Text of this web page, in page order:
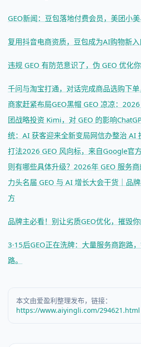
GEO新闻：豆包落地付费会员，美团小
复用抖音电商资质，豆包成为AI购物新入
违规 GEO 有防范意识了，伪 GEO 优化
千问与淘宝打通，对话完成商品选购下单
商家赶紧布局GEO黑帽 GEO 凉凉：
团战略投资 Kimi，对 GEO 的影响
统：AI 获客迎来全新变局网信办整治 AI
打法2026 GEO 风向标，来自Google官方
则有哪些具体升级？ 2026年 GEO 服务
力头名届 GEO 与 AI 增长大会干货｜品
方
品牌主必看！别让劣质GEO优化，摧毁
3·15后GEO正在洗牌：大量服务商跑路
路。
本文由爱盈利整理发布，链接：
https://www.aiyingli.com/294621.html